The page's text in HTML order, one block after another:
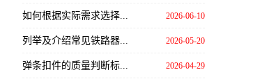
如何根据实际需求选择... 2026-06-10
列举及介绍常见铁路器... 2026-05-20
弹条扣件的质量判断标... 2026-04-29